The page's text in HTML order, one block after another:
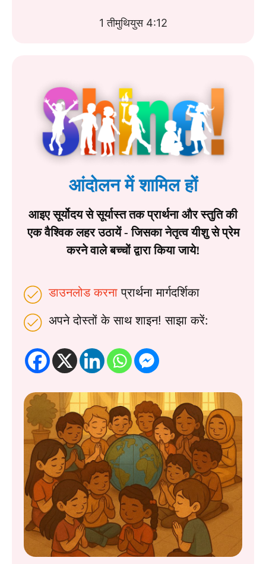
1 तीमुथियुस 4:12
आंदोलन में शामिल हों
आइए सूर्योदय से सूर्यास्त तक प्रार्थना और स्तुति की
एक वैश्विक लहर उठायें - जिसका नेतृत्व यीशु से प्रेम
करने वाले बच्चों द्वारा किया जाये!
डाउनलोड करना प्रार्थना मार्गदर्शिका
अपने दोस्तों के साथ शाइन! साझा करें: